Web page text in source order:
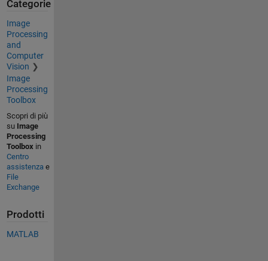
Categorie
Image
Processing
and
Computer
Vision
Image
Processing
Toolbox
Scopri di più
su Image
Processing
Toolbox in
Centro
assistenza e
File
Exchange
Prodotti
MATLAB